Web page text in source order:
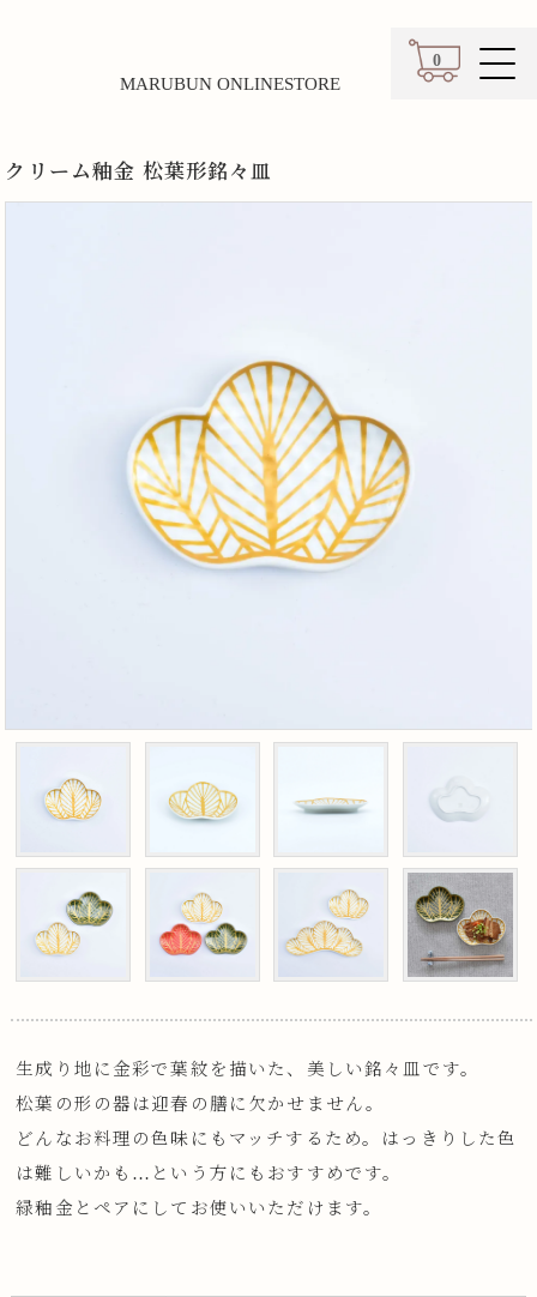
0
カート
MARUBUN ONLINESTORE
クリーム釉金 松葉形銘々皿
生成り地に金彩で葉紋を描いた、美しい銘々皿です。
松葉の形の器は迎春の膳に欠かせません。
どんなお料理の色味にもマッチするため。はっきりした色
は難しいかも…という方にもおすすめです。
緑釉金とペアにしてお使いいただけます。